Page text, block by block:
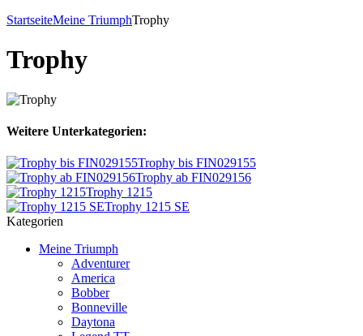
StartseiteMeine TriumphTrophy
Trophy
Weitere Unterkategorien:
Trophy bis FIN029155
Trophy ab FIN029156
Trophy 1215
Trophy 1215 SE
Kategorien
Meine Triumph
Adventurer
America
Bobber
Bonneville
Daytona